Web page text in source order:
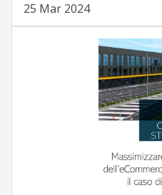
25 Mar 2024